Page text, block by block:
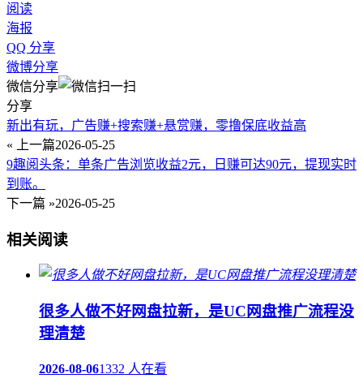
阅读
海报
QQ 分享
微博分享
微信分享
分享
新出有玩，广告赚+搜索赚+悬赏赚，零撸保底收益高
« 上一篇2026-05-25
9趣阅头条：单条广告浏览收益2元，日赚可达90元，提现实时
到账。
下一篇 »2026-05-25
相关阅读
很多人做不好网盘拉新，是UC网盘推广流程没
理清楚
2026-08-061332 人在看